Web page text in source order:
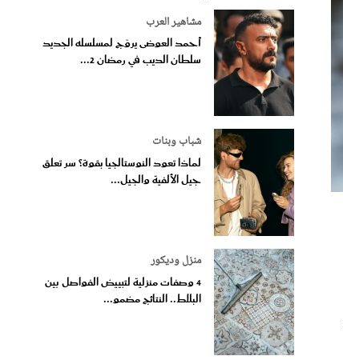
مشاهير العرب
أحمد العوضى يروّج لمسلسله الجديد
سلطان الديب في رمضان 2...
شباب وبنات
لماذا تعود النوستالجيا بقوة؟ سر تعلق
جيل الألفية والجيل...
منزل وديكور
4 وصفات منزلية لتبييض الفواصل بين
البلاط.. النتائج مضمو...